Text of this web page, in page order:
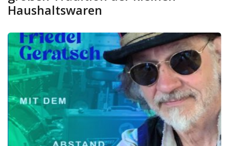
Haushaltswaren